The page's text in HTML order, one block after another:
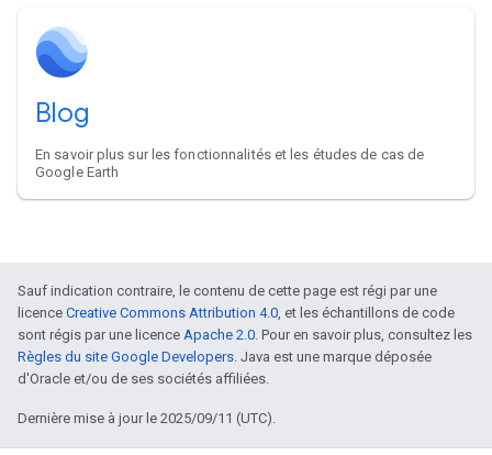
Blog
En savoir plus sur les fonctionnalités et les études de cas de
Google Earth
Sauf indication contraire, le contenu de cette page est régi par une
licence Creative Commons Attribution 4.0, et les échantillons de code
sont régis par une licence Apache 2.0. Pour en savoir plus, consultez les
Règles du site Google Developers. Java est une marque déposée
d'Oracle et/ou de ses sociétés affiliées.
Dernière mise à jour le 2025/09/11 (UTC).